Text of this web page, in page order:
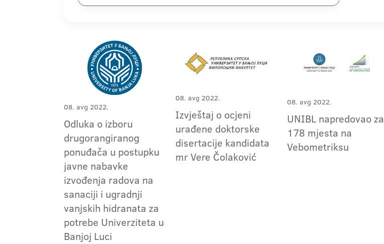
08. avg 2022.
Odluka o izboru
drugorangiranog
ponuđača u postupku
javne nabavke
izvođenja radova na
sanaciji i ugradnji
vanjskih hidranata za
potrebe Univerziteta u
Banjoj Luci
08. avg 2022.
Izvještaj o ocjeni
urađene doktorske
disertacije kandidata
mr Vere Čolaković
08. avg 2022.
UNIBL napredovao za
178 mjesta na
Vebometriksu